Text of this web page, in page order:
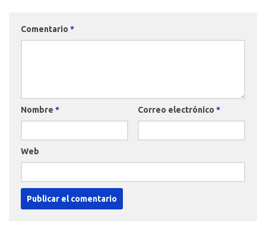
Comentario *
Nombre * Correo electrónico *
Web